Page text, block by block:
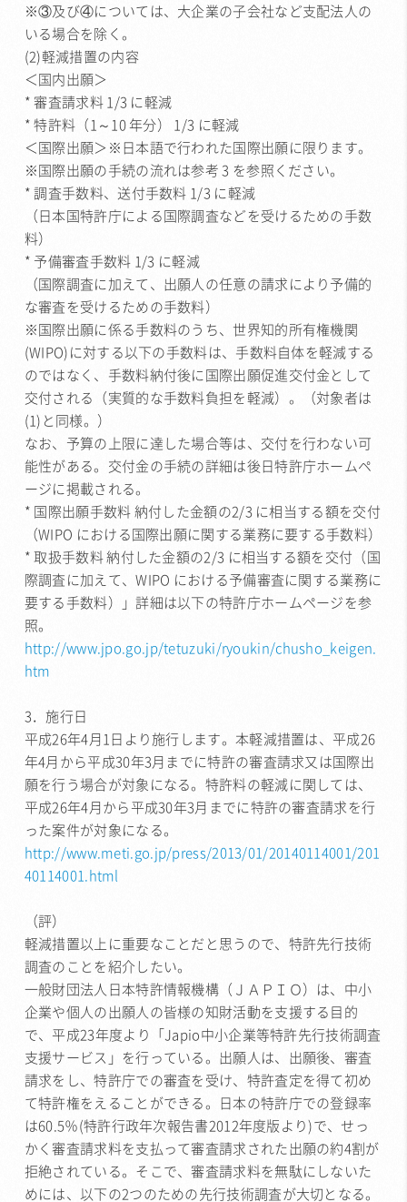
※③及び④については、大企業の子会社など支配法人の
いる場合を除く。
(2)軽減措置の内容
＜国内出願＞
* 審査請求料 1/3 に軽減
* 特許料（1～10 年分） 1/3 に軽減
＜国際出願＞※日本語で行われた国際出願に限ります。
※国際出願の手続の流れは参考 3 を参照ください。
* 調査手数料、送付手数料 1/3 に軽減
（日本国特許庁による国際調査などを受けるための手数
料）
* 予備審査手数料 1/3 に軽減
（国際調査に加えて、出願人の任意の請求により予備的
な審査を受けるための手数料）
※国際出願に係る手数料のうち、世界知的所有権機関
(WIPO)に対する以下の手数料は、手数料自体を軽減する
のではなく、手数料納付後に国際出願促進交付金として
交付される（実質的な手数料負担を軽減）。（対象者は
(1)と同様。）
なお、予算の上限に達した場合等は、交付を行わない可
能性がある。交付金の手続の詳細は後日特許庁ホームペ
ージに掲載される。
* 国際出願手数料 納付した金額の2/3 に相当する額を交付
（WIPO における国際出願に関する業務に要する手数料）
* 取扱手数料 納付した金額の2/3 に相当する額を交付（国
際調査に加えて、WIPO における予備審査に関する業務に
要する手数料）」詳細は以下の特許庁ホームページを参
照。
http://www.jpo.go.jp/tetuzuki/ryoukin/chusho_keigen.
htm
3．施行日
平成26年4月1日より施行します。本軽減措置は、平成26
年4月から平成30年3月までに特許の審査請求又は国際出
願を行う場合が対象になる。特許料の軽減に関しては、
平成26年4月から平成30年3月までに特許の審査請求を行
った案件が対象になる。
http://www.meti.go.jp/press/2013/01/20140114001/201
40114001.html
（評）
軽減措置以上に重要なことだと思うので、特許先行技術
調査のことを紹介したい。
一般財団法人日本特許情報機構（ＪＡＰＩＯ）は、中小
企業や個人の出願人の皆様の知財活動を支援する目的
で、平成23年度より「Japio中小企業等特許先行技術調査
支援サービス」を行っている。出願人は、出願後、審査
請求をし、特許庁での審査を受け、特許査定を得て初め
て特許権をえることができる。日本の特許庁での登録率
は60.5％(特許行政年次報告書2012年度版より)で、せっ
かく審査請求料を支払って審査請求された出願の約4割が
拒絶されている。そこで、審査請求料を無駄にしないた
めには、以下の2つのための先行技術調査が大切となる。